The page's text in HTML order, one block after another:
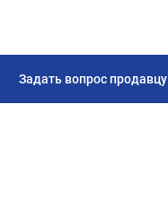
Задать вопрос продавцу